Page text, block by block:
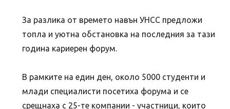
За разлика от времето навън УНСС предложи
топла и уютна обстановка на последния за тази
година кариерен форум.
В рамките на един ден, около 5000 студенти и
млади специалисти посетиха форума и се
срещнаха с 25-те компании - участници, които